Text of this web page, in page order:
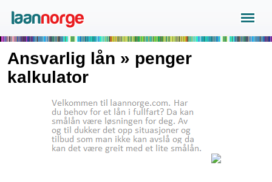
Ansvarlig lån » penger
kalkulator